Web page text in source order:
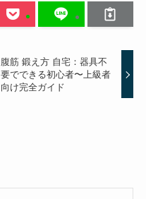
腹筋 鍛え方 自宅：器具不
要でできる初心者〜上級者
向け完全ガイド